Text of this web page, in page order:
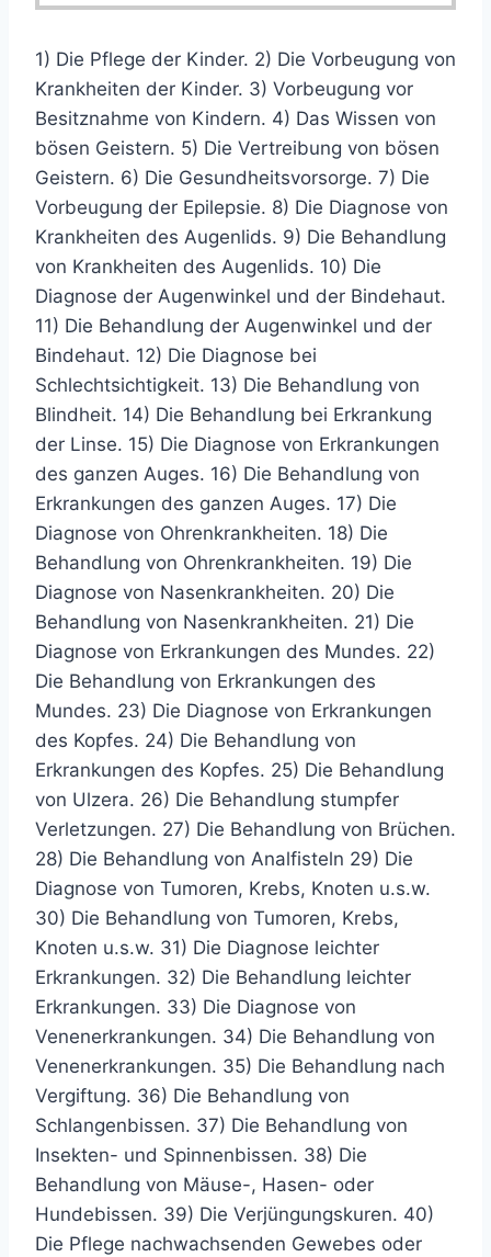
1) Die Pflege der Kinder. 2) Die Vorbeugung von
Krankheiten der Kinder. 3) Vorbeugung vor
Besitznahme von Kindern. 4) Das Wissen von
bösen Geistern. 5) Die Vertreibung von bösen
Geistern. 6) Die Gesundheitsvorsorge. 7) Die
Vorbeugung der Epilepsie. 8) Die Diagnose von
Krankheiten des Augenlids. 9) Die Behandlung
von Krankheiten des Augenlids. 10) Die
Diagnose der Augenwinkel und der Bindehaut.
11) Die Behandlung der Augenwinkel und der
Bindehaut. 12) Die Diagnose bei
Schlechtsichtigkeit. 13) Die Behandlung von
Blindheit. 14) Die Behandlung bei Erkrankung
der Linse. 15) Die Diagnose von Erkrankungen
des ganzen Auges. 16) Die Behandlung von
Erkrankungen des ganzen Auges. 17) Die
Diagnose von Ohrenkrankheiten. 18) Die
Behandlung von Ohrenkrankheiten. 19) Die
Diagnose von Nasenkrankheiten. 20) Die
Behandlung von Nasenkrankheiten. 21) Die
Diagnose von Erkrankungen des Mundes. 22)
Die Behandlung von Erkrankungen des
Mundes. 23) Die Diagnose von Erkrankungen
des Kopfes. 24) Die Behandlung von
Erkrankungen des Kopfes. 25) Die Behandlung
von Ulzera. 26) Die Behandlung stumpfer
Verletzungen. 27) Die Behandlung von Brüchen.
28) Die Behandlung von Analfisteln 29) Die
Diagnose von Tumoren, Krebs, Knoten u.s.w.
30) Die Behandlung von Tumoren, Krebs,
Knoten u.s.w. 31) Die Diagnose leichter
Erkrankungen. 32) Die Behandlung leichter
Erkrankungen. 33) Die Diagnose von
Venenerkrankungen. 34) Die Behandlung von
Venenerkrankungen. 35) Die Behandlung nach
Vergiftung. 36) Die Behandlung von
Schlangenbissen. 37) Die Behandlung von
Insekten- und Spinnenbissen. 38) Die
Behandlung von Mäuse-, Hasen- oder
Hundebissen. 39) Die Verjüngungskuren. 40)
Die Pflege nachwachsenden Gewebes oder